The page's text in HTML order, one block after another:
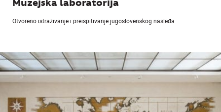
Muzejska laboratorija
Otvoreno istraživanje i preispitivanje jugoslovenskog nasleđa